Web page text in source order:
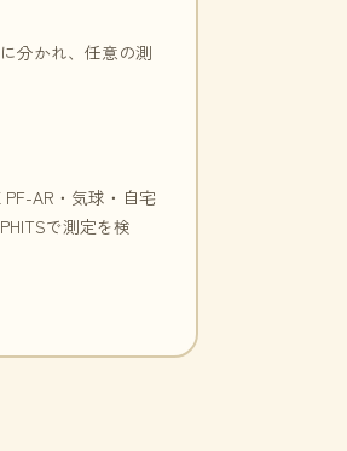
分かれ、任意の測
PF-AR・気球・自宅
で測定を検